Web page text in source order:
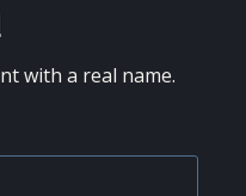
with a real name.